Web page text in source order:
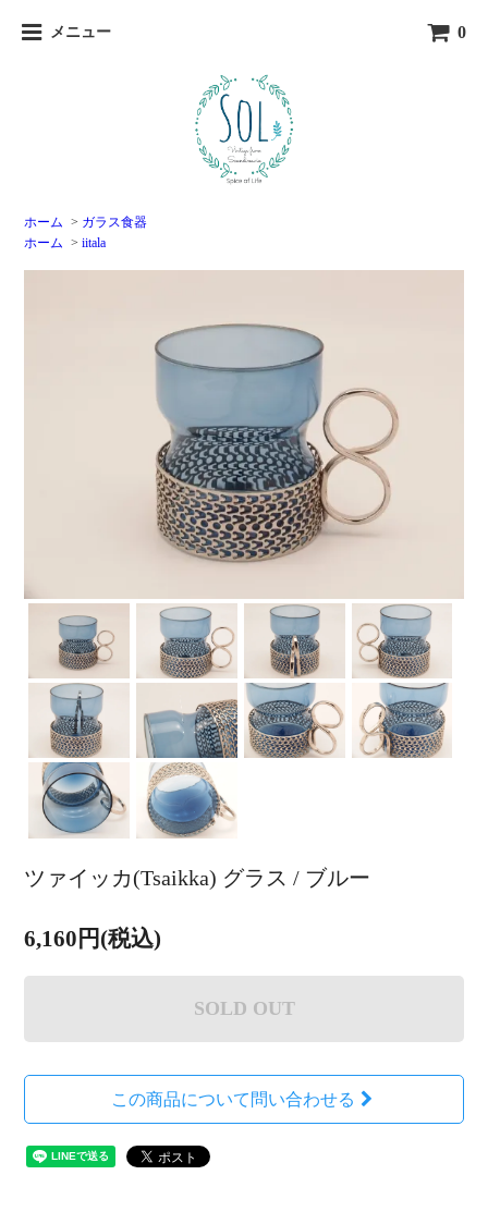
メニュー 0
ホーム > ガラス食器
ホーム >iitala
ツァイッカ(Tsaikka) グラス / ブルー
6,160円(税込)
SOLD OUT
この商品について問い合わせる